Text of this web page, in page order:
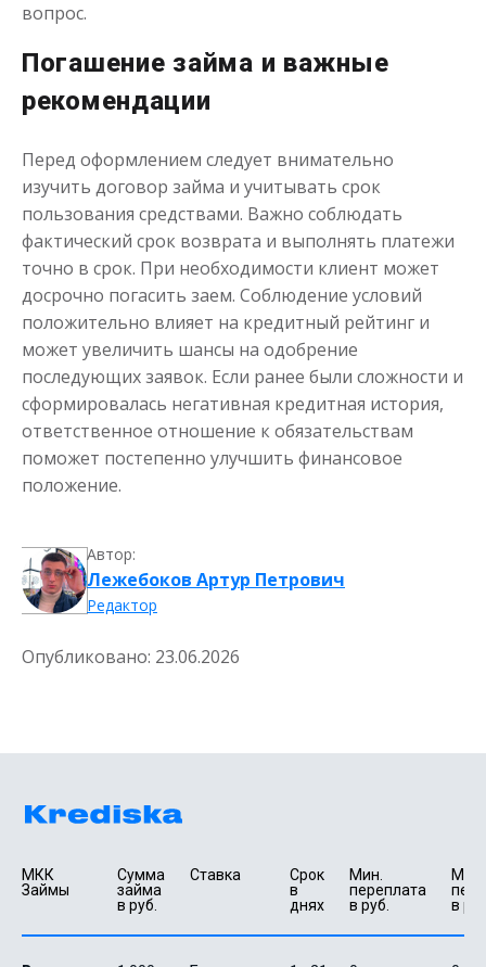
вопрос.
Погашение займа и важные
рекомендации
Перед оформлением следует внимательно
изучить договор займа и учитывать срок
пользования средствами. Важно соблюдать
фактический срок возврата и выполнять платежи
точно в срок. При необходимости клиент может
досрочно погасить заем. Соблюдение условий
положительно влияет на кредитный рейтинг и
может увеличить шансы на одобрение
последующих заявок. Если ранее были сложности и
сформировалась негативная кредитная история,
ответственное отношение к обязательствам
поможет постепенно улучшить финансовое
положение.
Автор:
Лежебоков Артур Петрович
Редактор
Опубликовано: 23.06.2026
МКК
Займы
Сумма
займа
в руб.
Ставка
Срок
в
днях
Мин.
переплата
в руб.
в